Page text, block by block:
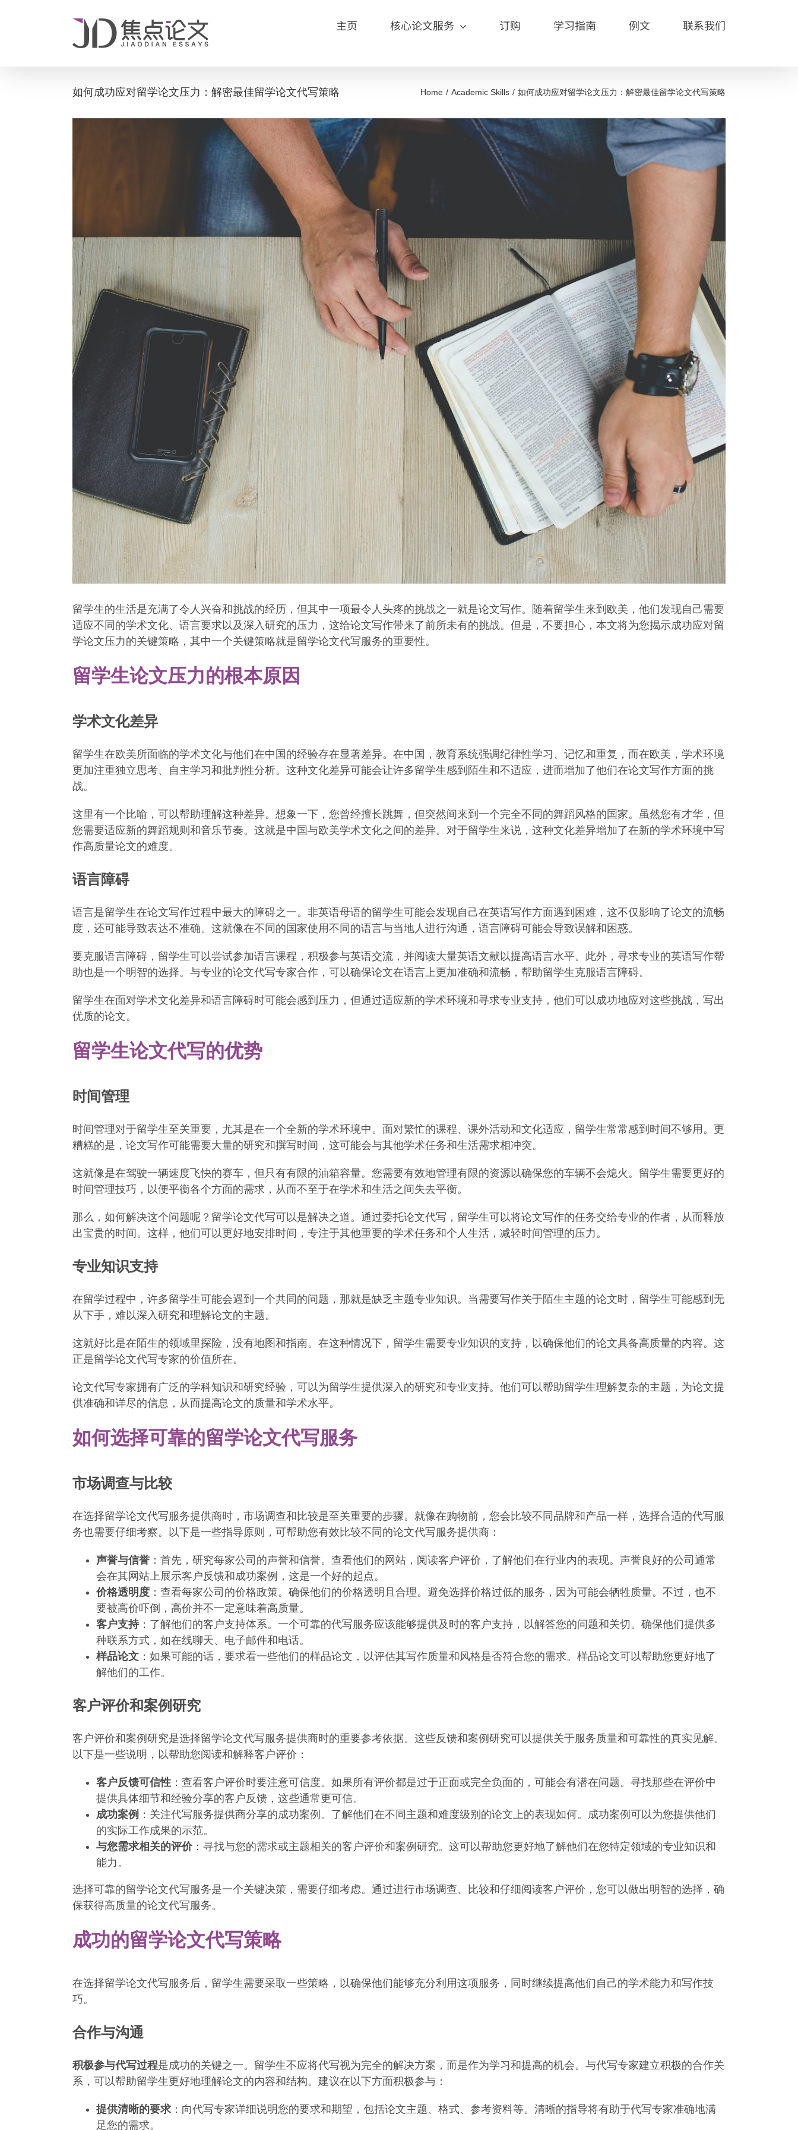
主页 核心论文服务 订购 学习指南 例文 联系我们
如何成功应对留学论文压力：解密最佳留学论文代写策略 Home Academic Skills 如何成功应对留学论文压力：解密最佳留学论文代写策略
留学生的生活是充满了令人兴奋和挑战的经历，但其中一项最令人头疼的挑战之一就是论文写作。随着留学生来到欧美，他们发现自己需要
适应不同的学术文化、语言要求以及深入研究的压力，这给论文写作带来了前所未有的挑战。但是，不要担心，本文将为您揭示成功应对留
学论文压力的关键策略，其中一个关键策略就是留学论文代写服务的重要性。
留学生论文压力的根本原因
学术文化差异
留学生在欧美所面临的学术文化与他们在中国的经验存在显著差异。在中国，教育系统强调纪律性学习、记忆和重复，而在欧美，学术环境
更加注重独立思考、自主学习和批判性分析。这种文化差异可能会让许多留学生感到陌生和不适应，进而增加了他们在论文写作方面的挑
战。
这里有一个比喻，可以帮助理解这种差异。想象一下，您曾经擅长跳舞，但突然间来到一个完全不同的舞蹈风格的国家。虽然您有才华，但
您需要适应新的舞蹈规则和音乐节奏。这就是中国与欧美学术文化之间的差异。对于留学生来说，这种文化差异增加了在新的学术环境中写
作高质量论文的难度。
语言障碍
语言是留学生在论文写作过程中最大的障碍之一。非英语母语的留学生可能会发现自己在英语写作方面遇到困难，这不仅影响了论文的流畅
度，还可能导致表达不准确。这就像在不同的国家使用不同的语言与当地人进行沟通，语言障碍可能会导致误解和困惑。
要克服语言障碍，留学生可以尝试参加语言课程，积极参与英语交流，并阅读大量英语文献以提高语言水平。此外，寻求专业的英语写作帮
助也是一个明智的选择。与专业的论文代写专家合作，可以确保论文在语言上更加准确和流畅，帮助留学生克服语言障碍。
留学生在面对学术文化差异和语言障碍时可能会感到压力，但通过适应新的学术环境和寻求专业支持，他们可以成功地应对这些挑战，写出
优质的论文。
留学生论文代写的优势
时间管理
时间管理对于留学生至关重要，尤其是在一个全新的学术环境中。面对繁忙的课程、课外活动和文化适应，留学生常常感到时间不够用。更
糟糕的是，论文写作可能需要大量的研究和撰写时间，这可能会与其他学术任务和生活需求相冲突。
这就像是在驾驶一辆速度飞快的赛车，但只有有限的油箱容量。您需要有效地管理有限的资源以确保您的车辆不会熄火。留学生需要更好的
时间管理技巧，以便平衡各个方面的需求，从而不至于在学术和生活之间失去平衡。
那么，如何解决这个问题呢？留学论文代写可以是解决之道。通过委托论文代写，留学生可以将论文写作的任务交给专业的作者，从而释放
出宝贵的时间。这样，他们可以更好地安排时间，专注于其他重要的学术任务和个人生活，减轻时间管理的压力。
专业知识支持
在留学过程中，许多留学生可能会遇到一个共同的问题，那就是缺乏主题专业知识。当需要写作关于陌生主题的论文时，留学生可能感到无
从下手，难以深入研究和理解论文的主题。
这就好比是在陌生的领域里探险，没有地图和指南。在这种情况下，留学生需要专业知识的支持，以确保他们的论文具备高质量的内容。这
正是留学论文代写专家的价值所在。
论文代写专家拥有广泛的学科知识和研究经验，可以为留学生提供深入的研究和专业支持。他们可以帮助留学生理解复杂的主题，为论文提
供准确和详尽的信息，从而提高论文的质量和学术水平。
如何选择可靠的留学论文代写服务
市场调查与比较
在选择留学论文代写服务提供商时，市场调查和比较是至关重要的步骤。就像在购物前，您会比较不同品牌和产品一样，选择合适的代写服
务也需要仔细考察。以下是一些指导原则，可帮助您有效比较不同的论文代写服务提供商：
声誉与信誉：首先，研究每家公司的声誉和信誉。查看他们的网站，阅读客户评价，了解他们在行业内的表现。声誉良好的公司通常
会在其网站上展示客户反馈和成功案例，这是一个好的起点。
价格透明度：查看每家公司的价格政策。确保他们的价格透明且合理。避免选择价格过低的服务，因为可能会牺牲质量。不过，也不
要被高价吓倒，高价并不一定意味着高质量。
客户支持：了解他们的客户支持体系。一个可靠的代写服务应该能够提供及时的客户支持，以解答您的问题和关切。确保他们提供多
种联系方式，如在线聊天、电子邮件和电话。
样品论文：如果可能的话，要求看一些他们的样品论文，以评估其写作质量和风格是否符合您的需求。样品论文可以帮助您更好地了
解他们的工作。
客户评价和案例研究
客户评价和案例研究是选择留学论文代写服务提供商时的重要参考依据。这些反馈和案例研究可以提供关于服务质量和可靠性的真实见解。
以下是一些说明，以帮助您阅读和解释客户评价：
客户反馈可信性：查看客户评价时要注意可信度。如果所有评价都是过于正面或完全负面的，可能会有潜在问题。寻找那些在评价中
提供具体细节和经验分享的客户反馈，这些通常更可信。
成功案例 ：关注代写服务提供商分享的成功案例。了解他们在不同主题和难度级别的论文上的表现如何。成功案例可以为您提供他们
的实际工作成果的示范。
与您需求相关的评价：寻找与您的需求或主题相关的客户评价和案例研究。这可以帮助您更好地了解他们在您特定领域的专业知识和
能力。
选择可靠的留学论文代写服务是一个关键决策，需要仔细考虑。通过进行市场调查、比较和仔细阅读客户评价，您可以做出明智的选择，确
保获得高质量的论文代写服务。
成功的留学论文代写策略
在选择留学论文代写服务后，留学生需要采取一些策略，以确保他们能够充分利用这项服务，同时继续提高他们自己的学术能力和写作技
巧。
合作与沟通
积极参与代写过程是成功的关键之一。留学生不应将代写视为完全的解决方案，而是作为学习和提高的机会。与代写专家建立积极的合作关
系，可以帮助留学生更好地理解论文的内容和结构。建议在以下方面积极参与：
提供清晰的要求：向代写专家详细说明您的要求和期望，包括论文主题、格式、参考资料等。清晰的指导将有助于代写专家准确地满
足您的需求。